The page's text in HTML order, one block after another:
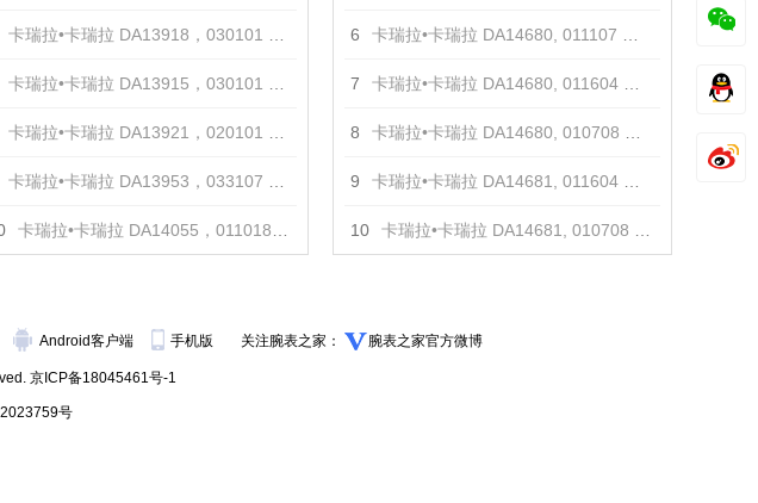
卡瑞拉•卡瑞拉 DA13918，030101 项链
卡瑞拉•卡瑞拉 DA13915，030101 项链
卡瑞拉•卡瑞拉 DA13921，020101 项链
卡瑞拉•卡瑞拉 DA13953，033107 项链
卡瑞拉•卡瑞拉 DA14055，011018 项链
6 卡瑞拉•卡瑞拉 DA14680, 011107 手镯
7 卡瑞拉•卡瑞拉 DA14680, 011604 手镯
8 卡瑞拉•卡瑞拉 DA14680, 010708 手镯
9 卡瑞拉•卡瑞拉 DA14681, 011604 项链
10 卡瑞拉•卡瑞拉 DA14681, 010708 项链
Android客户端 手机版 关注腕表之家： 腕表之家官方微博
京ICP备18045461号-1
号